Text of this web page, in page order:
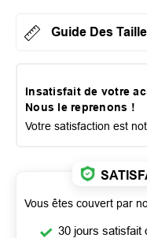
Guide Des
Insatisfait de votre
Nous le reprenons !
Votre satisfaction est
Vous êtes couvert par
30 jours satisfait